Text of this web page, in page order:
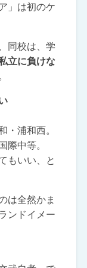
」は初のケ
同校は、学
立に負けな
浦和西。
際中等。
もいい、と
は全然かま
ンドイメー